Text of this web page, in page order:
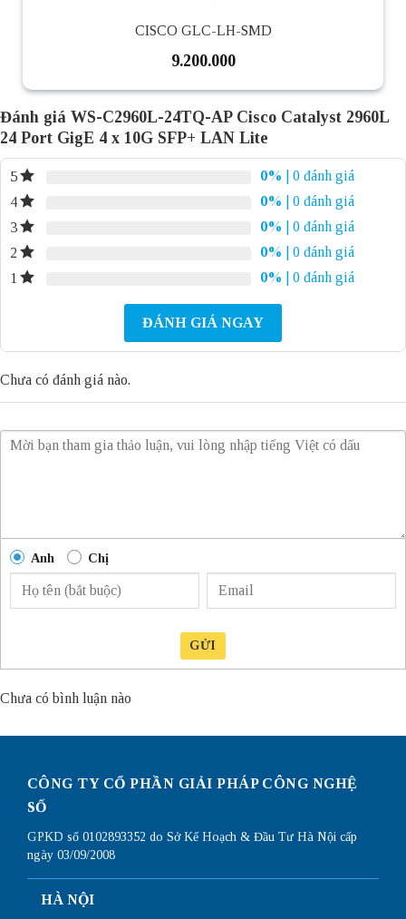
CISCO GLC-LH-SMD
9.200.000
Đánh giá WS-C2960L-24TQ-AP Cisco Catalyst 2960L
24 Port GigE 4 x 10G SFP+ LAN Lite
5 0%
| 0 đánh giá
4
0%
| 0 đánh giá
3
0%
| 0 đánh giá
2
0%
| 0 đánh giá
1
0% | 0 đánh giá
ĐÁNH GIÁ NGAY
Chưa có đánh giá nào.
Anh Chị
GỬI
Chưa có bình luận nào
CÔNG TY CỔ PHẦN GIẢI PHÁP CÔNG NGHỆ
SỐ
GPKD số 0102893352 do Sở Kế Hoạch & Đầu Tư Hà Nội cấp
ngày 03/09/2008
HÀ NỘI